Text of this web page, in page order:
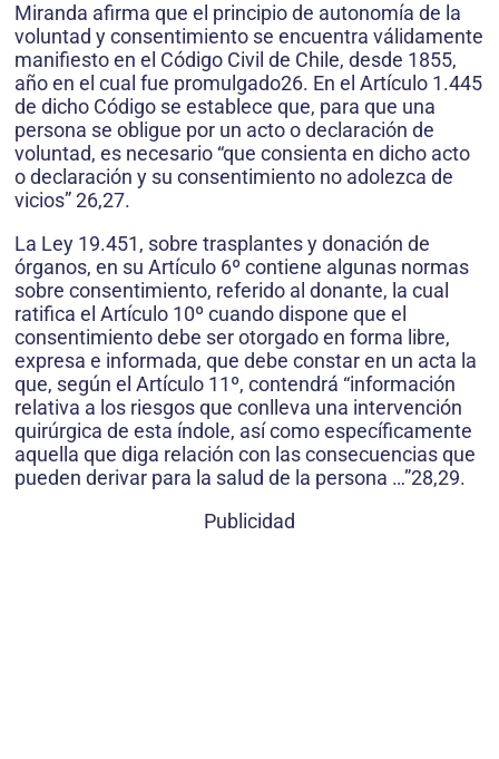
Miranda afirma que el principio de autonomía de la
voluntad y consentimiento se encuentra válidamente
manifiesto en el Código Civil de Chile, desde 1855,
año en el cual fue promulgado26. En el Artículo 1.445
de dicho Código se establece que, para que una
persona se obligue por un acto o declaración de
voluntad, es necesario “que consienta en dicho acto
o declaración y su consentimiento no adolezca de
vicios” 26,27.
La Ley 19.451, sobre trasplantes y donación de
órganos, en su Artículo 6º contiene algunas normas
sobre consentimiento, referido al donante, la cual
ratifica el Artículo 10º cuando dispone que el
consentimiento debe ser otorgado en forma libre,
expresa e informada, que debe constar en un acta la
que, según el Artículo 11º, contendrá “información
relativa a los riesgos que conlleva una intervención
quirúrgica de esta índole, así como específicamente
aquella que diga relación con las consecuencias que
pueden derivar para la salud de la persona …”28,29.
Publicidad